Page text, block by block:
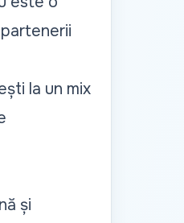
la un mix
și